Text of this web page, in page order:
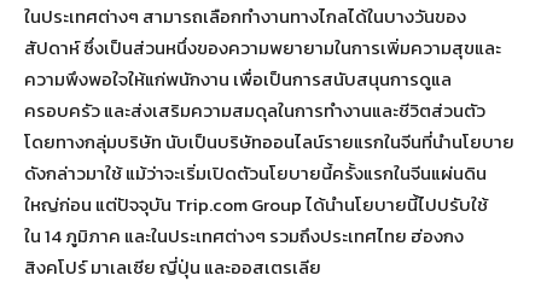
ในประเทศต่างๆ สามารถเลือกทำงานทางไกลได้ในบางวันของ
สัปดาห์ ซึ่งเป็นส่วนหนึ่งของความพยายามในการเพิ่มความสุขและ
ความพึงพอใจให้แก่พนักงาน เพื่อเป็นการสนับสนุนการดูแล
ครอบครัว และส่งเสริมความสมดุลในการทำงานและชีวิตส่วนตัว
โดยทางกลุ่มบริษัท นับเป็นบริษัทออนไลน์รายแรกในจีนที่นำนโยบาย
ดังกล่าวมาใช้ แม้ว่าจะเริ่มเปิดตัวนโยบายนี้ครั้งแรกในจีนแผ่นดิน
ใหญ่ก่อน แต่ปัจจุบัน Trip.com Group ได้นำนโยบายนี้ไปปรับใช้
ใน 14 ภูมิภาค และในประเทศต่างๆ รวมถึงประเทศไทย ฮ่องกง
สิงคโปร์ มาเลเซีย ญี่ปุ่น และออสเตรเลีย